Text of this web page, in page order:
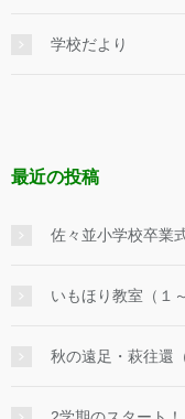
学校だより
最近の投稿
佐々並小学校卒業
いもほり教室（１
秋の遠足・萩往還